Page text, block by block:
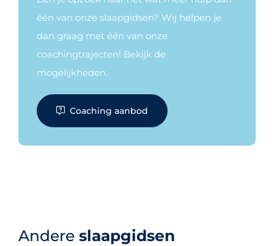
één van onze slaapgidsen? Wij helpen je
dan graag met één van onze
coachingtrajecten! Bekijk de
mogelijkheden.
Coaching aanbod
Andere slaapgidsen